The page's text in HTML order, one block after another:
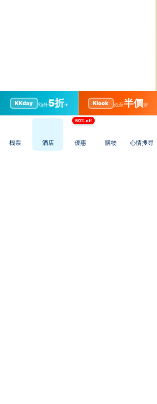
KKday 額外5折✈️ Klook 低至半價🌸
機票 酒店
50% off
優惠 購物 心情搜尋